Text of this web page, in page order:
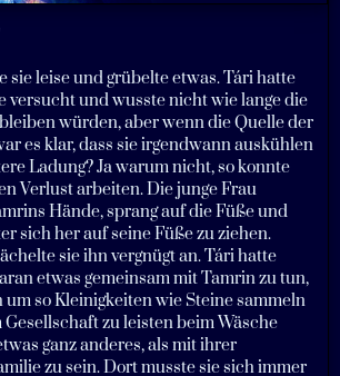
sie leise und grübelte etwas. Tári hatte
versucht und wusste nicht wie lange die
würden, aber wenn die Quelle der
es klar, dass sie irgendwann auskühlen
Ladung? Ja warum nicht, so konnte
Verlust arbeiten. Die junge Frau
Hände, sprang auf die Füße und
sich her auf seine Füße zu ziehen.
sie ihn vergnügt an. Tári hatte
etwas gemeinsam mit Tamrin zu tun,
um so Kleinigkeiten wie Steine sammeln
zu leisten beim Wäsche
ganz anderes, als mit ihrer
zu sein. Dort musste sie sich immer